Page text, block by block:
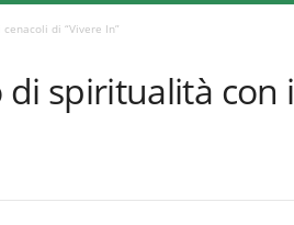
di “Vivere In”
spiritualità con i